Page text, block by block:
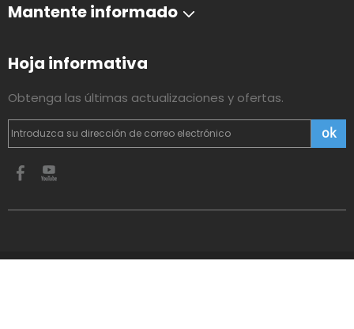
Mantente informado
Hoja informativa
Obtenga las últimas actualizaciones y ofertas.
ok